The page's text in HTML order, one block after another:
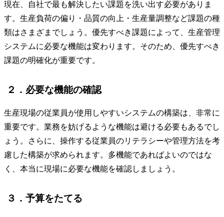
現在、自社で最も解決したい課題を洗い出す必要がありま
す。生産負荷の偏り・品質の向上・生産量調整など課題の種
類はさまざまでしょう。優先すべき課題によって、生産管理
システムに必要な機能は変わります。そのため、優先すべき
課題の明確化が重要です。
２．必要な機能の確認
生産現場の従業員が使用しやすいシステムの構築は、非常に
重要です。業務を妨げるような機能は避ける必要もあるでし
ょう。さらに、操作する従業員のリテラシーや管理方法を考
慮した構築が求められます。多機能であればよいのではな
く、本当に現場に必要な機能を確認しましょう。
３．予算をたてる